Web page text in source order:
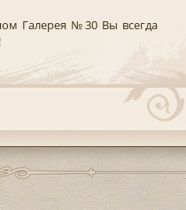
Галерея №30 Вы всегда